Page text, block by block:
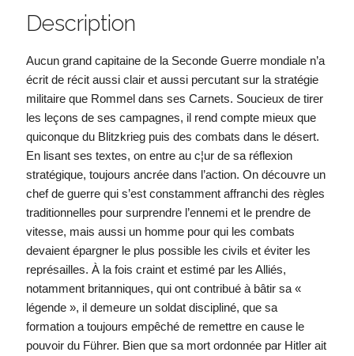
Description
Aucun grand capitaine de la Seconde Guerre mondiale n’a
écrit de récit aussi clair et aussi percutant sur la stratégie
militaire que Rommel dans ses Carnets. Soucieux de tirer
les leçons de ses campagnes, il rend compte mieux que
quiconque du Blitzkrieg puis des combats dans le désert.
En lisant ses textes, on entre au c¦ur de sa réflexion
stratégique, toujours ancrée dans l’action. On découvre un
chef de guerre qui s’est constamment affranchi des règles
traditionnelles pour surprendre l’ennemi et le prendre de
vitesse, mais aussi un homme pour qui les combats
devaient épargner le plus possible les civils et éviter les
représailles. À la fois craint et estimé par les Alliés,
notamment britanniques, qui ont contribué à bâtir sa «
légende », il demeure un soldat discipliné, que sa
formation a toujours empêché de remettre en cause le
pouvoir du Führer. Bien que sa mort ordonnée par Hitler ait